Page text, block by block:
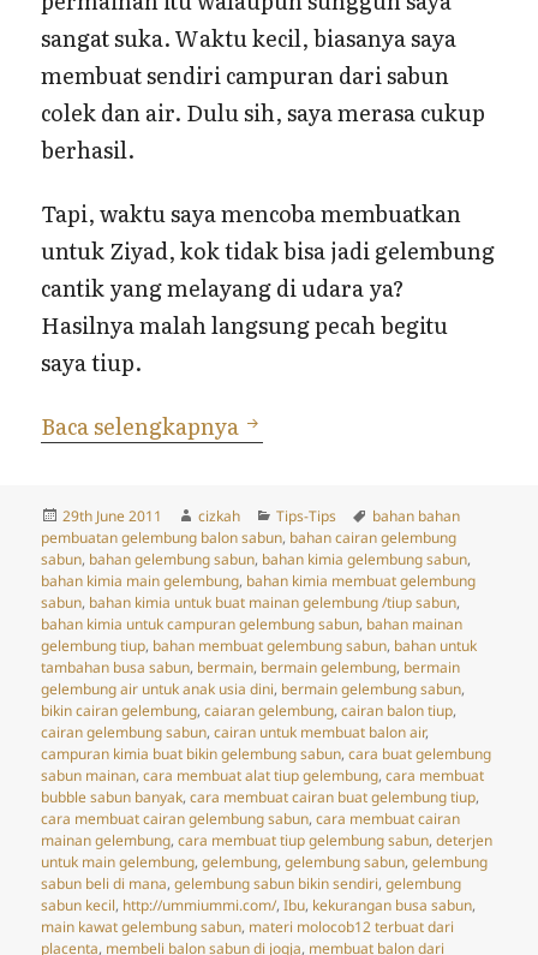
sangat suka. Waktu kecil, biasanya saya
membuat sendiri campuran dari sabun
colek dan air. Dulu sih, saya merasa cukup
berhasil.
Tapi, waktu saya mencoba membuatkan
untuk Ziyad, kok tidak bisa jadi gelembung
cantik yang melayang di udara ya?
Hasilnya malah langsung pecah begitu
saya tiup.
Baca selengkapnya Bermain Gelembung Sabun
Posted
on
29th June 2011 Author
cizkah Categories
Tips-Tips Tags
bahan bahan
pembuatan gelembung balon sabun, bahan cairan gelembung
sabun, bahan gelembung sabun, bahan kimia gelembung sabun,
bahan kimia main gelembung, bahan kimia membuat gelembung
sabun, bahan kimia untuk buat mainan gelembung /tiup sabun,
bahan kimia untuk campuran gelembung sabun, bahan mainan
gelembung tiup, bahan membuat gelembung sabun, bahan untuk
tambahan busa sabun, bermain, bermain gelembung, bermain
gelembung air untuk anak usia dini, bermain gelembung sabun,
bikin cairan gelembung,caiaran gelembung,cairan balon tiup,
cairan gelembung sabun,cairan untuk membuat balon air,
campuran kimia buat bikin gelembung sabun,cara buat gelembung
sabun mainan,cara membuat alat tiup gelembung,cara membuat
bubble sabun banyak,cara membuat cairan buat gelembung tiup,
cara membuat cairan gelembung sabun,cara membuat cairan
mainan gelembung,cara membuat tiup gelembung sabun,deterjen
untuk main gelembung,gelembung,gelembung sabun,gelembung
sabun beli di mana,gelembung sabun bikin sendiri,gelembung
sabun kecil, http://ummiummi.com/,Ibu, kekurangan busa sabun,
main kawat gelembung sabun, materi molocob12 terbuat dari
placenta, membeli balon sabun di jogja, membuat balon dari